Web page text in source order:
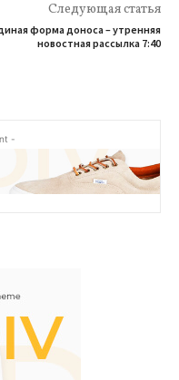
Следующая статья
форма доноса – утренняя
новостная рассылка 7:40
-